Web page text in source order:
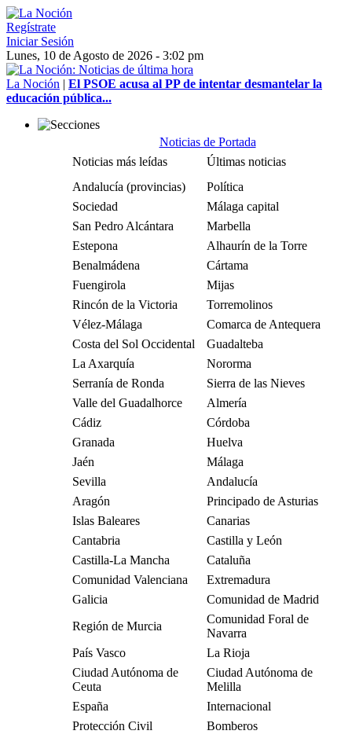
Regístrate
Iniciar Sesión
Lunes, 10 de Agosto de 2026 - 3:02 pm
La Noción | El PSOE acusa al PP de intentar desmantelar la
educación pública...
Noticias de Portada
Noticias más leídas
Últimas noticias
Andalucía (provincias)
Política
Sociedad
Málaga capital
San Pedro Alcántara
Marbella
Estepona
Alhaurín de la Torre
Benalmádena
Cártama
Fuengirola
Mijas
Rincón de la Victoria
Torremolinos
Vélez-Málaga
Comarca de Antequera
Costa del Sol Occidental
Guadalteba
La Axarquía
Nororma
Serranía de Ronda
Sierra de las Nieves
Valle del Guadalhorce
Almería
Cádiz
Córdoba
Granada
Huelva
Jaén
Málaga
Sevilla
Andalucía
Aragón
Principado de Asturias
Islas Baleares
Canarias
Cantabria
Castilla y León
Castilla-La Mancha
Cataluña
Comunidad Valenciana
Extremadura
Galicia
Comunidad de Madrid
Región de Murcia
Comunidad Foral de
Navarra
País Vasco
La Rioja
Ciudad Autónoma de
Ceuta
Ciudad Autónoma de
Melilla
España
Internacional
Protección Civil
Bomberos